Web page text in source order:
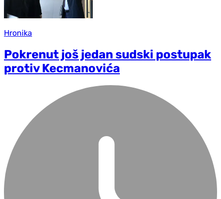
Hronika
Pokrenut još jedan sudski postupak
protiv Kecmanovića